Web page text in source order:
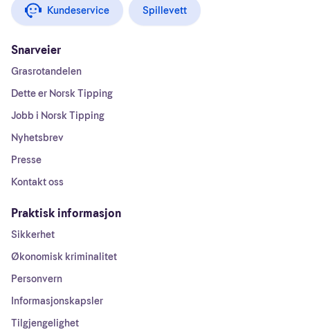
Kundeservice Spillevett
Snarveier
Grasrotandelen
Dette er Norsk Tipping
Jobb i Norsk Tipping
Nyhetsbrev
Presse
Kontakt oss
Praktisk informasjon
Sikkerhet
Økonomisk kriminalitet
Personvern
Informasjonskapsler
Tilgjengelighet